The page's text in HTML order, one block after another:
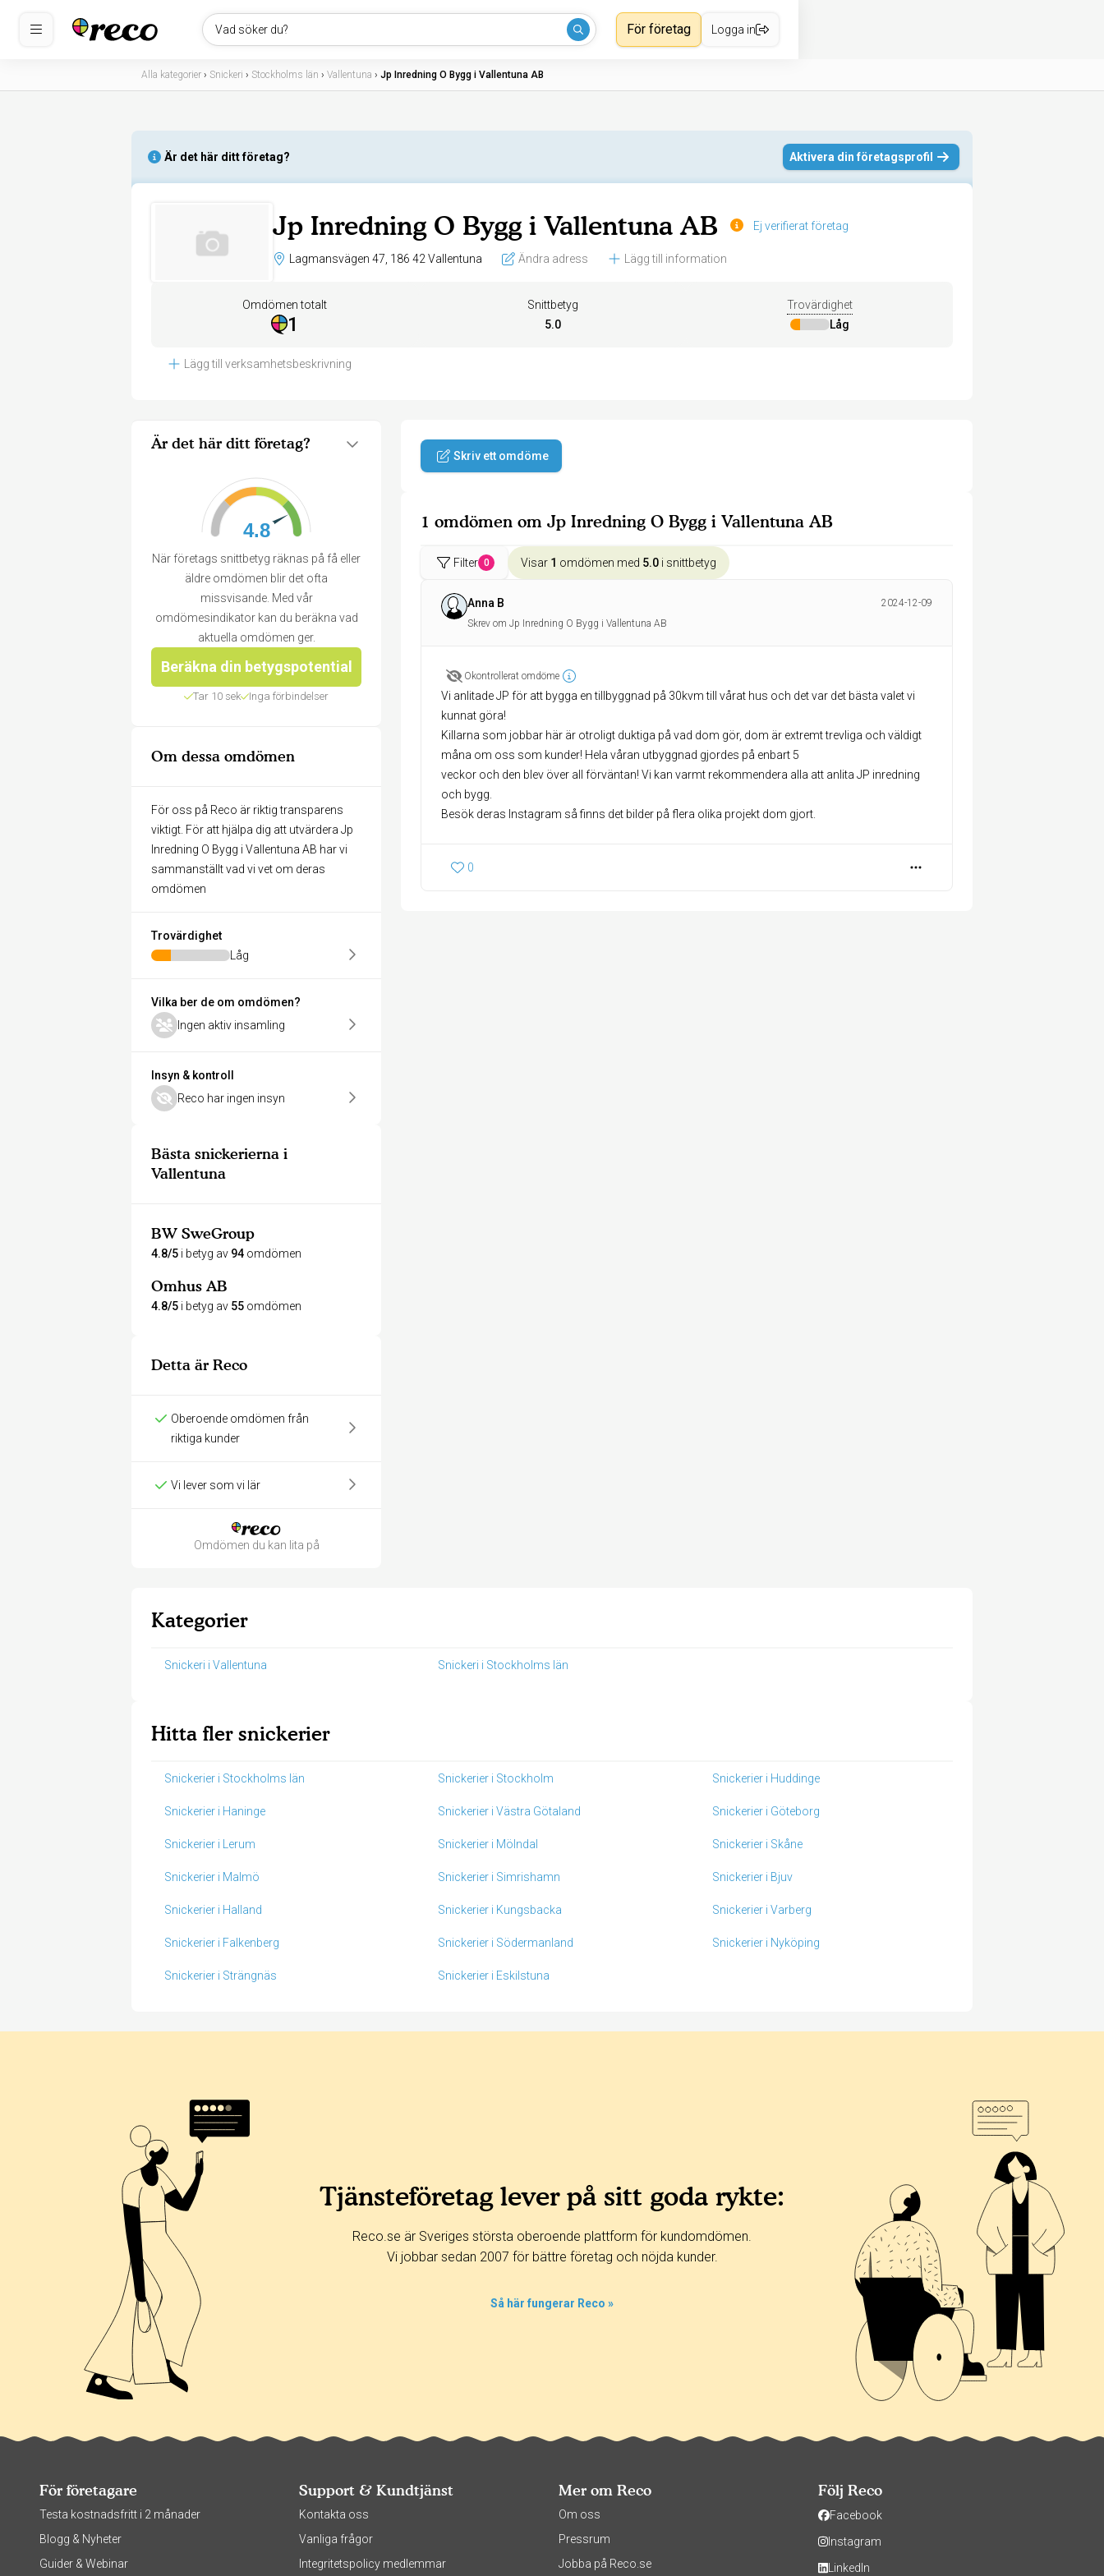
Vad söker du? För företag Logga in
Alla kategorier › Snickeri › Stockholms län › Vallentuna › Jp Inredning O Bygg i Vallentuna AB
Är det här ditt företag? Aktivera din företagsprofil
Jp Inredning O Bygg i Vallentuna AB Ej verifierat företag
Lagmansvägen 47, 186 42 Vallentuna Ändra adress Lägg till information
Omdömen totalt
1
Snittbetyg
5.0
Trovärdighet
Låg
Lägg till verksamhetsbeskrivning
Är det här ditt företag?
4.8
När företags snittbetyg räknas på få eller
äldre omdömen blir det ofta
missvisande. Med vår
omdömesindikator kan du beräkna vad
aktuella omdömen ger.
Beräkna din betygspotential
Tar 10 sek Inga förbindelser
Om dessa omdömen
För oss på Reco är riktig transparens
viktigt. För att hjälpa dig att utvärdera Jp
Inredning O Bygg i Vallentuna AB har vi
sammanställt vad vi vet om deras
omdömen
Trovärdighet
Låg
Vilka ber de om omdömen?
Ingen aktiv insamling
Insyn & kontroll
Reco har ingen insyn
Bästa snickerierna i
Vallentuna
BW SweGroup
4.8/5 i betyg av 94 omdömen
Omhus AB
4.8/5 i betyg av 55 omdömen
Detta är Reco
Oberoende omdömen från
riktiga kunder
Vi lever som vi lär
Omdömen du kan lita på
Skriv ett omdöme
1 omdömen om Jp Inredning O Bygg i Vallentuna AB
Filter 0 Visar 1 omdömen med 5.0 i snittbetyg
Anna B
2024-12-09
Skrev om Jp Inredning O Bygg i Vallentuna AB
Okontrollerat omdöme
Vi anlitade JP för att bygga en tillbyggnad på 30kvm till vårat hus och det var det bästa valet vi
kunnat göra!
Killarna som jobbar här är otroligt duktiga på vad dom gör, dom är extremt trevliga och väldigt
måna om oss som kunder! Hela våran utbyggnad gjordes på enbart 5
veckor och den blev över all förväntan! Vi kan varmt rekommendera alla att anlita JP inredning
och bygg.
Besök deras Instagram så finns det bilder på flera olika projekt dom gjort.
0
Kategorier
Snickeri i Vallentuna Snickeri i Stockholms län
Hitta fler snickerier
Snickerier i Stockholms län Snickerier i Stockholm Snickerier i Huddinge
Snickerier i Haninge Snickerier i Västra Götaland Snickerier i Göteborg
Snickerier i Lerum Snickerier i Mölndal Snickerier i Skåne
Snickerier i Malmö Snickerier i Simrishamn Snickerier i Bjuv
Snickerier i Halland Snickerier i Kungsbacka Snickerier i Varberg
Snickerier i Falkenberg Snickerier i Södermanland Snickerier i Nyköping
Snickerier i Strängnäs Snickerier i Eskilstuna
365 dagar 90 dagar
30 dagar
Tjänsteföretag lever på sitt goda rykte:
Reco.se är Sveriges största oberoende plattform för kundomdömen.
Vi jobbar sedan 2007 för bättre företag och nöjda kunder.
Så här fungerar Reco »
För företagare
Testa kostnadsfritt i 2 månader
Blogg & Nyheter
Guider & Webinar
Support & Kundtjänst
Kontakta oss
Vanliga frågor
Integritetspolicy medlemmar
Mer om Reco
Om oss
Pressrum
Jobba på Reco.se
Följ Reco
Facebook
Instagram
LinkedIn